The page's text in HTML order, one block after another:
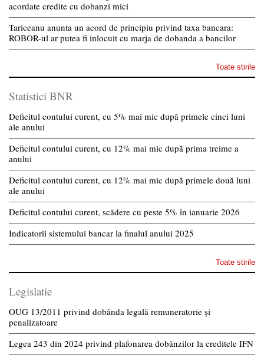
acordate credite cu dobanzi mici
Tariceanu anunta un acord de principiu privind taxa bancara:
ROBOR-ul ar putea fi inlocuit cu marja de dobanda a bancilor
Toate stirile
Statistici BNR
Deficitul contului curent, cu 5% mai mic după primele cinci luni
ale anului
Deficitul contului curent, cu 12% mai mic după prima treime a
anului
Deficitul contului curent, cu 12% mai mic după primele două luni
ale anului
Deficitul contului curent, scădere cu peste 5% în ianuarie 2026
Indicatorii sistemului bancar la finalul anului 2025
Toate stirile
Legislatie
OUG 13/2011 privind dobânda legală remuneratorie și
penalizatoare
Legea 243 din 2024 privind plafonarea dobânzilor la creditele IFN